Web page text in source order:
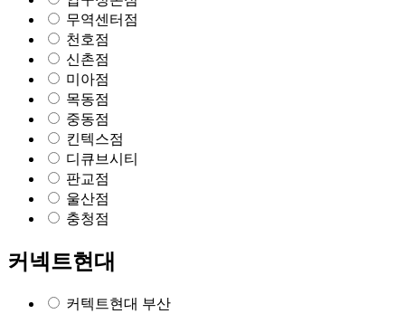
무역센터점
천호점
신촌점
미아점
목동점
중동점
킨텍스점
디큐브시티
판교점
울산점
충청점
커넥트현대
커텍트현대 부산